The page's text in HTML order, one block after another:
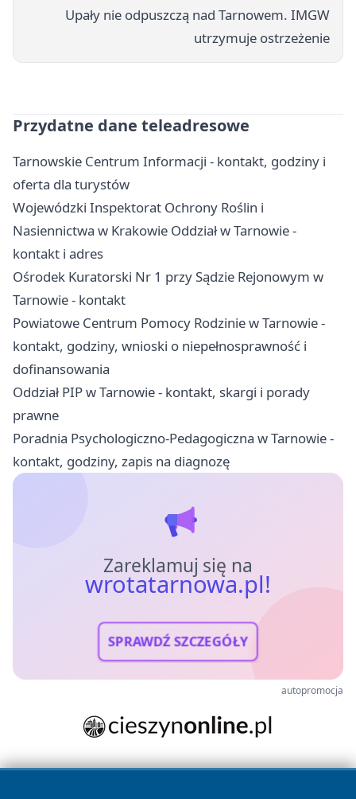
Upały nie odpuszczą nad Tarnowem. IMGW
utrzymuje ostrzeżenie
Przydatne dane teleadresowe
Tarnowskie Centrum Informacji - kontakt, godziny i
oferta dla turystów
Wojewódzki Inspektorat Ochrony Roślin i
Nasiennictwa w Krakowie Oddział w Tarnowie -
kontakt i adres
Ośrodek Kuratorski Nr 1 przy Sądzie Rejonowym w
Tarnowie - kontakt
Powiatowe Centrum Pomocy Rodzinie w Tarnowie -
kontakt, godziny, wnioski o niepełnosprawność i
dofinansowania
Oddział PIP w Tarnowie - kontakt, skargi i porady
prawne
Poradnia Psychologiczno-Pedagogiczna w Tarnowie -
kontakt, godziny, zapis na diagnozę
Zareklamuj się na
wrotatarnowa.pl!
SPRAWDŹ SZCZEGÓŁY
autopromocja